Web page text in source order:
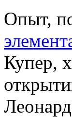
Опыт,
Купер,